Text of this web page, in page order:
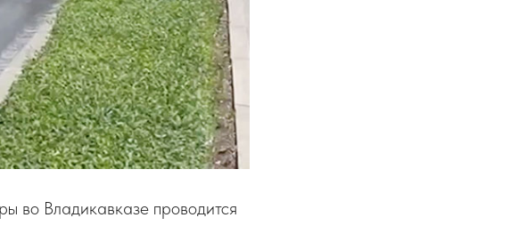
во Владикавказе проводится